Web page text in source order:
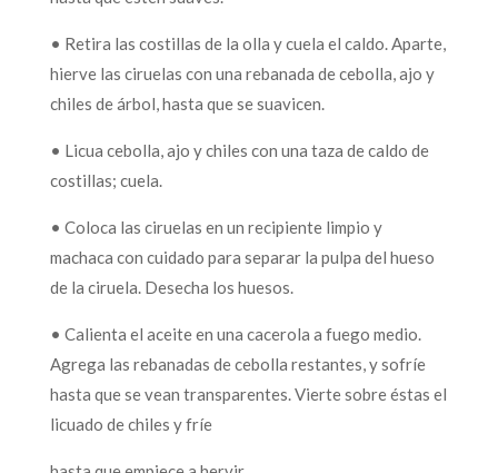
• Retira las costillas de la olla y cuela el caldo. Aparte,
hierve las ciruelas con una rebanada de cebolla, ajo y
chiles de árbol, hasta que se suavicen.
• Licua cebolla, ajo y chiles con una taza de caldo de
costillas; cuela.
• Coloca las ciruelas en un recipiente limpio y
machaca con cuidado para separar la pulpa del hueso
de la ciruela. Desecha los huesos.
• Calienta el aceite en una cacerola a fuego medio.
Agrega las rebanadas de cebolla restantes, y sofríe
hasta que se vean transparentes. Vierte sobre éstas el
licuado de chiles y fríe